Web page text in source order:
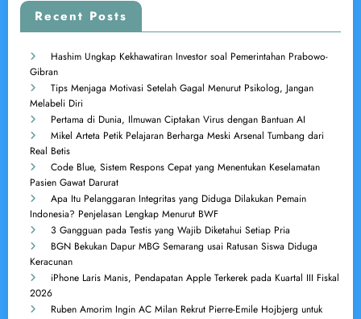
Recent Posts
Hashim Ungkap Kekhawatiran Investor soal Pemerintahan Prabowo-
Gibran
Tips Menjaga Motivasi Setelah Gagal Menurut Psikolog, Jangan
Melabeli Diri
Pertama di Dunia, Ilmuwan Ciptakan Virus dengan Bantuan AI
Mikel Arteta Petik Pelajaran Berharga Meski Arsenal Tumbang dari
Real Betis
Code Blue, Sistem Respons Cepat yang Menentukan Keselamatan
Pasien Gawat Darurat
Apa Itu Pelanggaran Integritas yang Diduga Dilakukan Pemain
Indonesia? Penjelasan Lengkap Menurut BWF
3 Gangguan pada Testis yang Wajib Diketahui Setiap Pria
BGN Bekukan Dapur MBG Semarang usai Ratusan Siswa Diduga
Keracunan
iPhone Laris Manis, Pendapatan Apple Terkerek pada Kuartal III Fiskal
2026
Ruben Amorim Ingin AC Milan Rekrut Pierre-Emile Hojbjerg untuk